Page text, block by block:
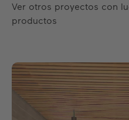
Ver otros proyectos con
productos